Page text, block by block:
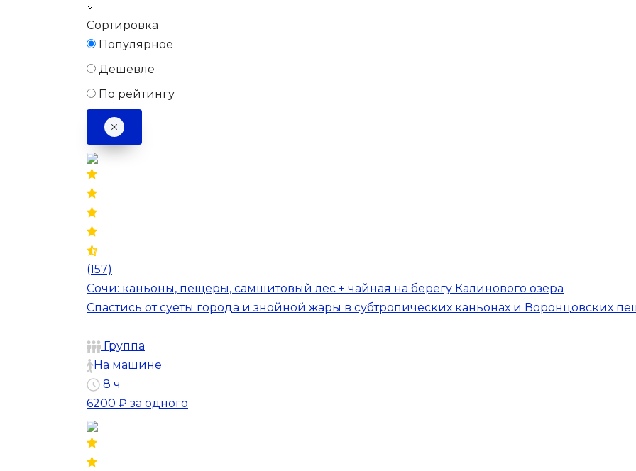
Сортировка
Популярное
Дешевле
По рейтингу
(157)
Сочи: каньоны, пещеры, самшитовый лес + чайная на берегу Калинового озера
Спастись от суеты города и знойной жары в субтропических каньонах и Воронцовских
Группа
На машине
8 ч
6200 ₽ за одного